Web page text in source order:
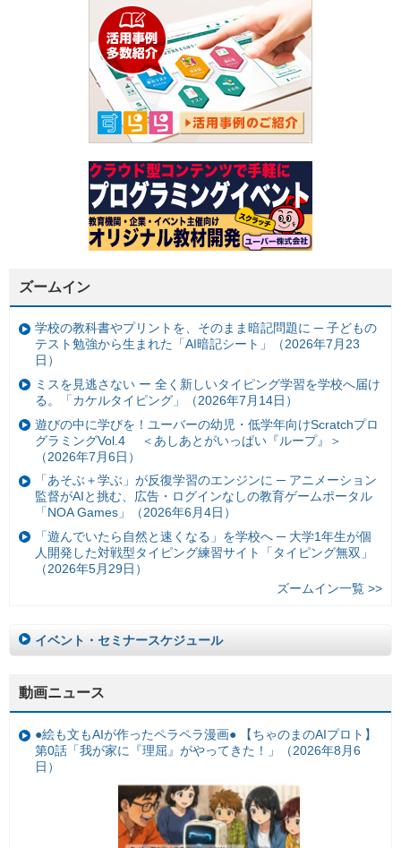
ズームイン
学校の教科書やプリントを、そのまま暗記問題に ─ 子どもの
テスト勉強から生まれた「AI暗記シート」（2026年7月23
日）
ミスを見逃さない ー 全く新しいタイピング学習を学校へ届け
る。「カケルタイピング」（2026年7月14日）
遊びの中に学びを！ユーバーの幼児・低学年向けScratchプロ
グラミングVol.4 ＜あしあとがいっぱい『ループ』＞
（2026年7月6日）
「あそぶ＋学ぶ」が反復学習のエンジンに ─ アニメーション
監督がAIと挑む、広告・ログインなしの教育ゲームポータル
「NOA Games」（2026年6月4日）
「遊んでいたら自然と速くなる」を学校へ ─ 大学1年生が個
人開発した対戦型タイピング練習サイト「タイピング無双」
（2026年5月29日）
ズームイン一覧 >>
イベント・セミナースケジュール
動画ニュース
●絵も文もAIが作ったペラペラ漫画● 【ちゃのまのAIプロト】
第0話「我が家に『理屈』がやってきた！」（2026年8月6
日）